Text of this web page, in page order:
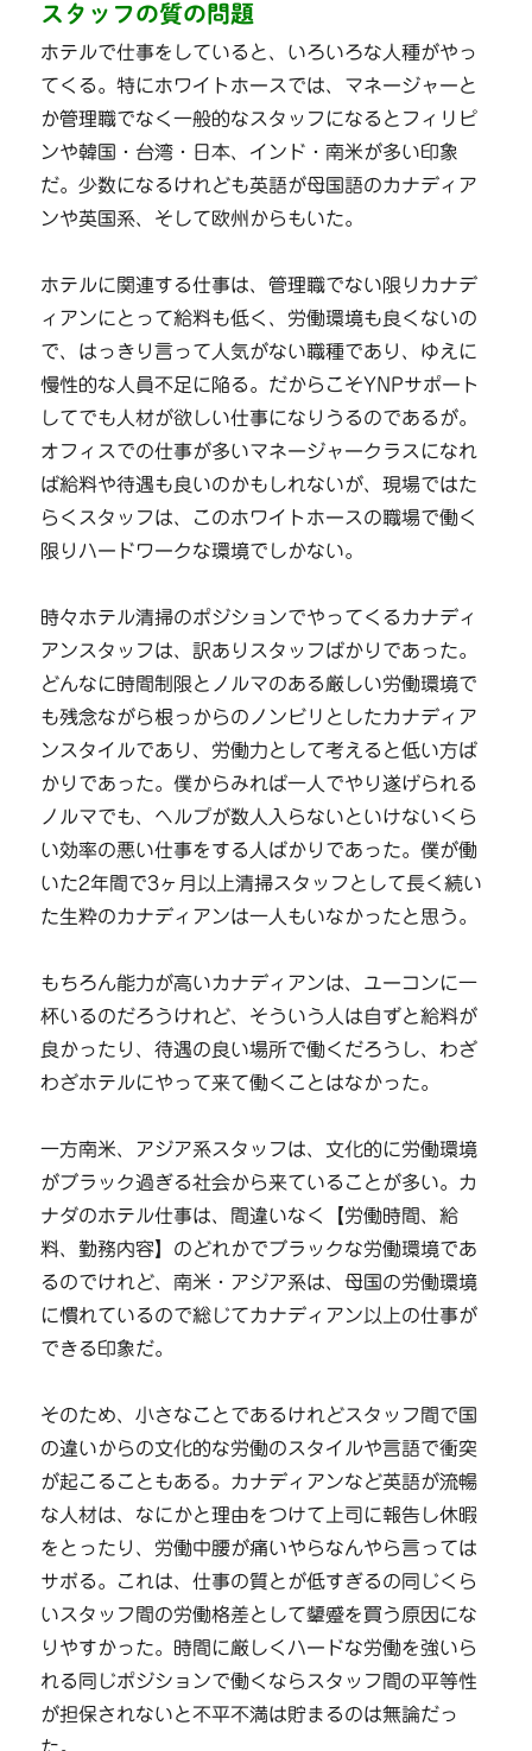
スタッフの質の問題
ホテルで仕事をしていると、いろいろな人種がやっ
てくる。特にホワイトホースでは、マネージャーと
か管理職でなく一般的なスタッフになるとフィリピ
ンや韓国・台湾・日本、インド・南米が多い印象
だ。少数になるけれども英語が母国語のカナディア
ンや英国系、そして欧州からもいた。
ホテルに関連する仕事は、管理職でない限りカナデ
ィアンにとって給料も低く、労働環境も良くないの
で、はっきり言って人気がない職種であり、ゆえに
慢性的な人員不足に陥る。だからこそYNPサポート
してでも人材が欲しい仕事になりうるのであるが。
オフィスでの仕事が多いマネージャークラスになれ
ば給料や待遇も良いのかもしれないが、現場ではた
らくスタッフは、このホワイトホースの職場で働く
限りハードワークな環境でしかない。
時々ホテル清掃のポジションでやってくるカナディ
アンスタッフは、訳ありスタッフばかりであった。
どんなに時間制限とノルマのある厳しい労働環境で
も残念ながら根っからのノンビリとしたカナディア
ンスタイルであり、労働力として考えると低い方ば
かりであった。僕からみれば一人でやり遂げられる
ノルマでも、ヘルプが数人入らないといけないくら
い効率の悪い仕事をする人ばかりであった。僕が働
いた2年間で3ヶ月以上清掃スタッフとして長く続い
た生粋のカナディアンは一人もいなかったと思う。
もちろん能力が高いカナディアンは、ユーコンに一
杯いるのだろうけれど、そういう人は自ずと給料が
良かったり、待遇の良い場所で働くだろうし、わざ
わざホテルにやって来て働くことはなかった。
一方南米、アジア系スタッフは、文化的に労働環境
がブラック過ぎる社会から来ていることが多い。カ
ナダのホテル仕事は、間違いなく【労働時間、給
料、勤務内容】のどれかでブラックな労働環境であ
るのでけれど、南米・アジア系は、母国の労働環境
に慣れているので総じてカナディアン以上の仕事が
できる印象だ。
そのため、小さなことであるけれどスタッフ間で国
の違いからの文化的な労働のスタイルや言語で衝突
が起こることもある。カナディアンなど英語が流暢
な人材は、なにかと理由をつけて上司に報告し休暇
をとったり、労働中腰が痛いやらなんやら言っては
サボる。これは、仕事の質とが低すぎるの同じくら
いスタッフ間の労働格差として顰蹙を買う原因にな
りやすかった。時間に厳しくハードな労働を強いら
れる同じポジションで働くならスタッフ間の平等性
が担保されないと不平不満は貯まるのは無論だっ